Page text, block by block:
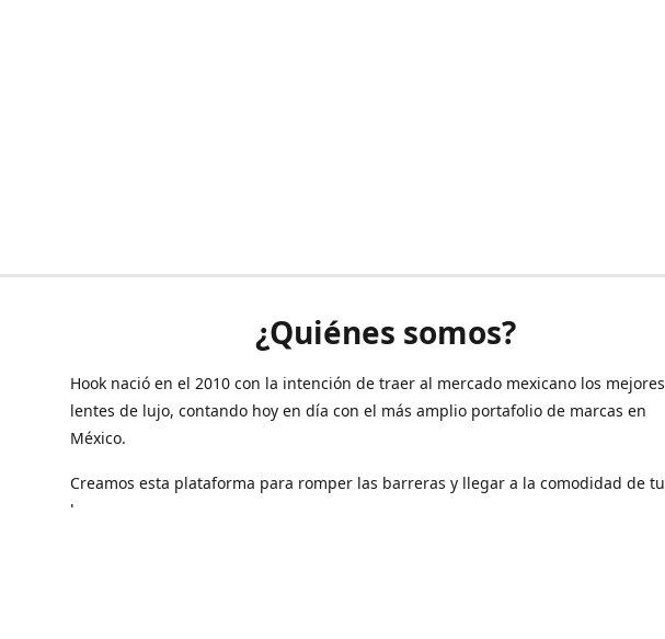
¿Quiénes somos?
Hook nació en el 2010 con la intención de traer al mercado mexicano los mejores
lentes de lujo, contando hoy en día con el más amplio portafolio de marcas en
México.
Creamos esta plataforma para romper las barreras y llegar a la comodidad de tu
hogar.